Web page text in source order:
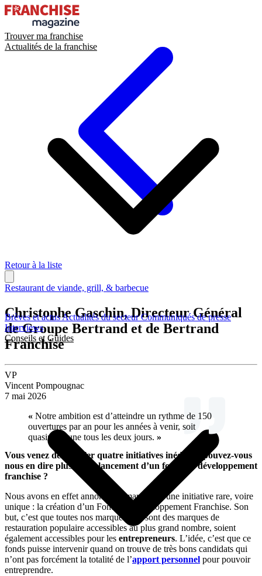
Trouver ma franchise
Actualités de la franchise
Brèves et actusActualités du secteurCommuniqués de presse
Interviews
Conseils et Guides
Retour à la liste
Restaurant de viande, grill, & barbecue
Christophe Gaschin, Directeur Général
de Groupe Bertrand et de Bertrand
Franchise
VP
Vincent Pompougnac
7 mai 2026
« Notre ambition est d’atteindre un rythme de 150
ouvertures par an pour les années à venir, soit
quasiment une tous les deux jours. »
Vous venez de dévoiler quatre initiatives inédites : pouvez-vous
nous en dire plus sur le lancement d’un fonds de développement
franchise ?
Nous avons en effet annoncé en mars 2026 une initiative rare, voire
unique : la création d’un Fonds de Développement Franchise. Son
but, c’est que toutes nos marques, qui sont des marques de
restauration populaire accessibles au plus grand nombre, soient
également accessibles pour les entrepreneurs. L’idée, c’est que ce
fonds puisse intervenir quand on trouve de très bons candidats qui
n’ont pas forcément la totalité de l’apport personnel pour pouvoir
entreprendre.